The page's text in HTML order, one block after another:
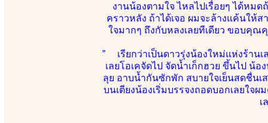
งานน้องตามใจ ไหลไปเรื่อยๆ ได้หม
คราวหลัง ถ้าได้เจอ ผมจะล้างแค้นใ
ใจมากๆ ถึงกับหลงเลยทีเดียว ขอบคุ
” เรียกว่าเป็นดาวรุ่งน้องใหม่แห่งร้าน
เลยโอเคจัดไป จัดน้ำเก็กฮวย ขึ้นไป
ลุย อาบน้ำกันซักพัก สบายใจเย็นสดชื่น
บนเตียงน้องเริ่มบรรจงถอดบอกเลยใ
เ